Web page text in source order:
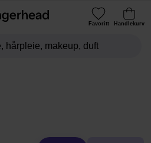
Favoritt Handlekurv